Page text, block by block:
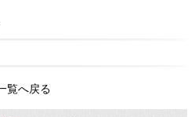
覧へ戻る